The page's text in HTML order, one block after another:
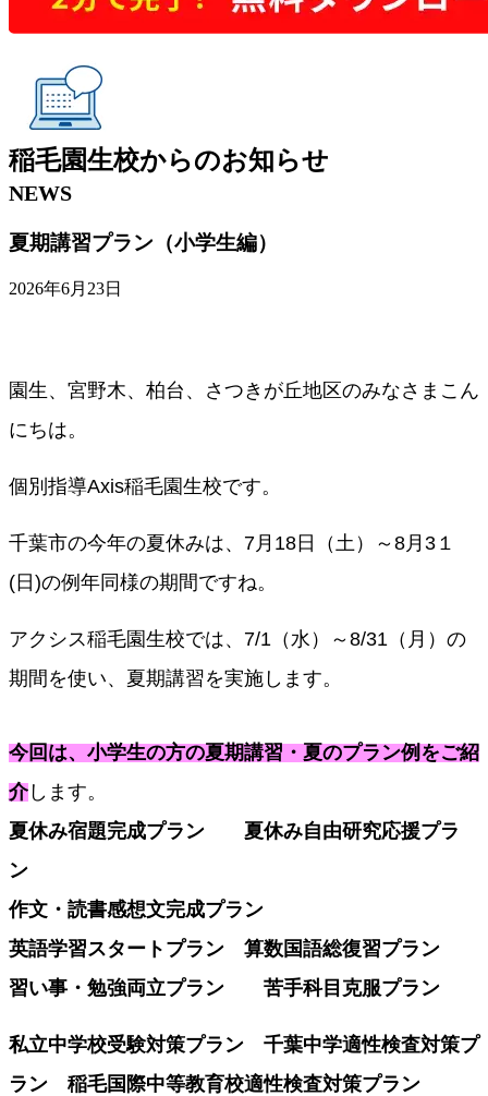
稲毛園生校からのお知らせ
NEWS
夏期講習プラン（小学生編）
2026年6月23日
園生、宮野木、柏台、さつきが丘地区のみなさまこん
にちは。
個別指導Axis稲毛園生校です。
千葉市の今年の夏休みは、7月18日（土）～8月3１
(日)の例年同様の期間ですね。
アクシス稲毛園生校では、7/1（水）～8/31（月）の
期間を使い、夏期講習を実施します。
今回は、小学生の方の夏期講習・夏のプラン例をご紹
介 します。
夏休み宿題完成プラン　　夏休み自由研究応援プラ
ン
作文・読書感想文完成プラン
英語学習スタートプラン　算数国語総復習プラン
習い事・勉強両立プラン　　苦手科目克服プラン
私立中学校受験対策プラン　千葉中学適性検査対策プ
ラン　稲毛国際中等教育校適性検査対策プラン